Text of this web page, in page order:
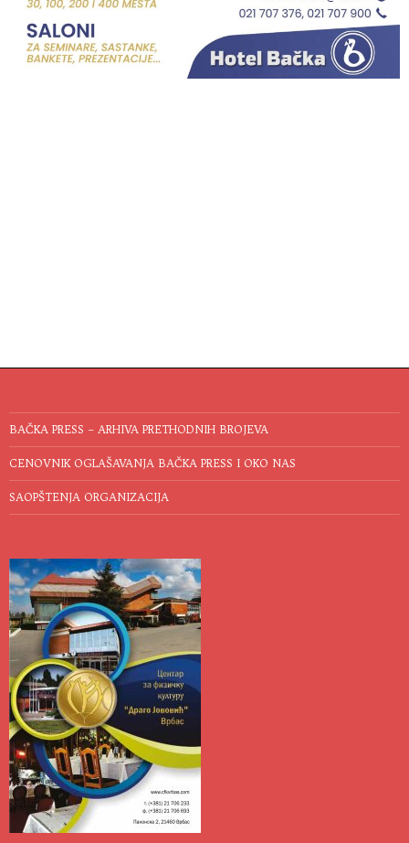
BAČKA PRESS – ARHIVA PRETHODNIH BROJEVA
CENOVNIK OGLAŠAVANJA BAČKA PRESS I OKO NAS
SAOPŠTENJA ORGANIZACIJA